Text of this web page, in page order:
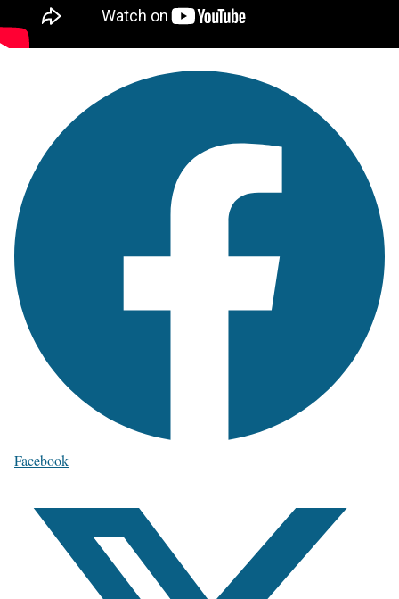
Facebook